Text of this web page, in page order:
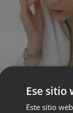
Ese sitio
Este sitio